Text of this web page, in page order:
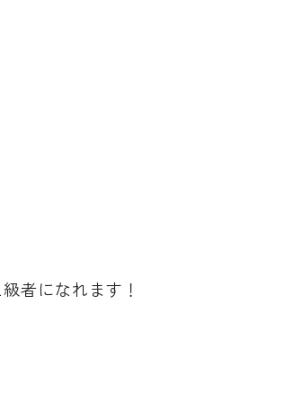
者になれます！